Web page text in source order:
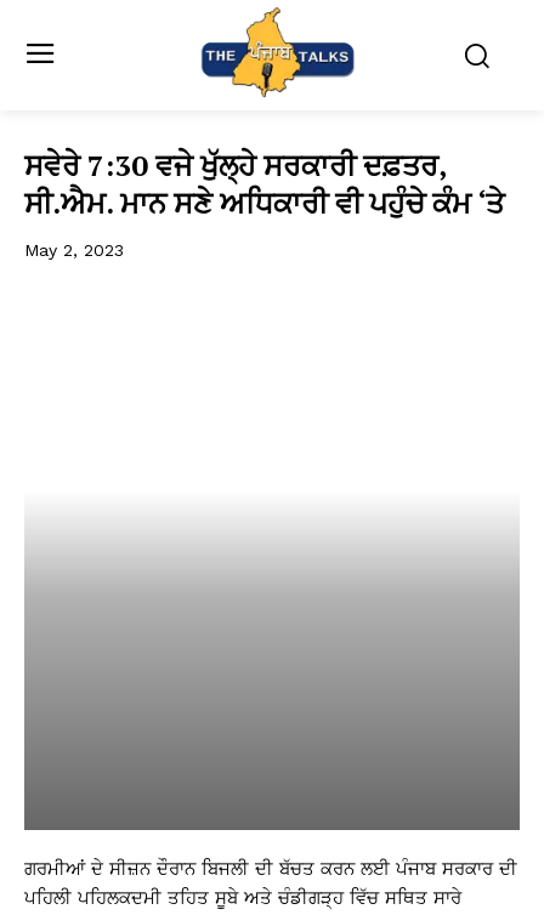
ਸਵੇਰੇ 7:30 ਵਜੇ ਖੁੱਲ੍ਹੇ ਸਰਕਾਰੀ ਦਫ਼ਤਰ,
ਸੀ.ਐਮ. ਮਾਨ ਸਣੇ ਅਧਿਕਾਰੀ ਵੀ ਪਹੁੰਚੇ ਕੰਮ ‘ਤੇ
May 2, 2023
ਗਰਮੀਆਂ ਦੇ ਸੀਜ਼ਨ ਦੌਰਾਨ ਬਿਜਲੀ ਦੀ ਬੱਚਤ ਕਰਨ ਲਈ ਪੰਜਾਬ ਸਰਕਾਰ ਦੀ
ਪਹਿਲੀ ਪਹਿਲਕਦਮੀ ਤਹਿਤ ਸੂਬੇ ਅਤੇ ਚੰਡੀਗੜ੍ਹ ਵਿੱਚ ਸਥਿਤ ਸਾਰੇ